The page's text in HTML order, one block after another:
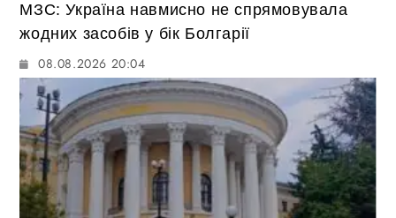
МЗС: Україна навмисно не спрямовувала
жодних засобів у бік Болгарії
08.08.2026 20:04